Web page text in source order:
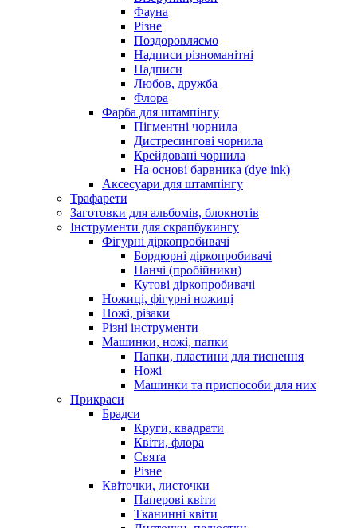
Фауна
Різне
Поздоровляємо
Надписи різноманітні
Надписи
Любов, дружба
Флора
Фарба для штампінгу
Пігментні чорнила
Дистресингові чорнила
Крейдовані чорнила
На основі барвника (dye ink)
Аксесуари для штампінгу
Трафарети
Заготовки для альбомів, блокнотів
Інструменти для скрапбукингу
Фігурні діркопробивачі
Бордюрні діркопробивачі
Панчі (пробійники)
Кутові діркопробивачі
Ножиці, фігурні ножиці
Ножі, різаки
Різні інструменти
Машинки, ножі, папки
Папки, пластини для тиснення
Ножі
Машинки та приспособи для них
Прикраси
Брадси
Круги, квадрати
Квіти, флора
Свята
Різне
Квіточки, листочки
Паперові квіти
Тканинні квіти